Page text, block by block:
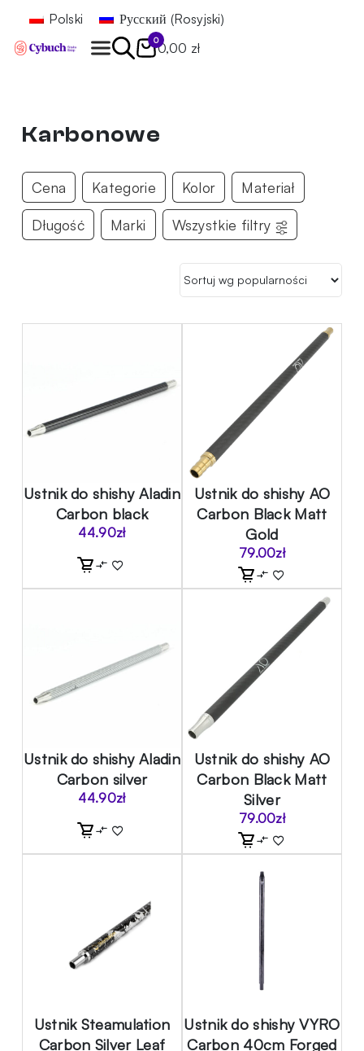
Polski Русский (Rosyjski)
0
0,00 zł
Karbonowe
Cena Kategorie Kolor Materiał
Długość Marki Wszystkie filtry
Ustnik do shishy Aladin
Carbon black
44.90zł
Ustnik do shishy AO
Carbon Black Matt
Gold
79.00zł
Ustnik do shishy Aladin
Carbon silver
44.90zł
Ustnik do shishy AO
Carbon Black Matt
Silver
79.00zł
Ustnik Steamulation
Carbon Silver Leaf
Ustnik do shishy VYRO
Carbon 40cm Forged